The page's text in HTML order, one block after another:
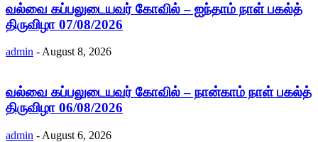
வல்வை கப்பலுடையவர் கோவில் – ஐந்தாம் நாள் பகல்த்
திருவிழா 07/08/2026
admin - August 8, 2026
வல்வை கப்பலுடையவர் கோவில் – நான்காம் நாள் பகல்த்
திருவிழா 06/08/2026
admin - August 6, 2026